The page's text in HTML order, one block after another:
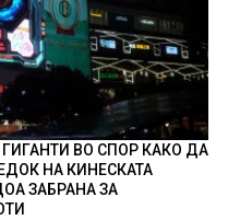
ВО СПОР КАКО ДА
НА КИНЕСКАТА
ЗАБРАНА ЗА